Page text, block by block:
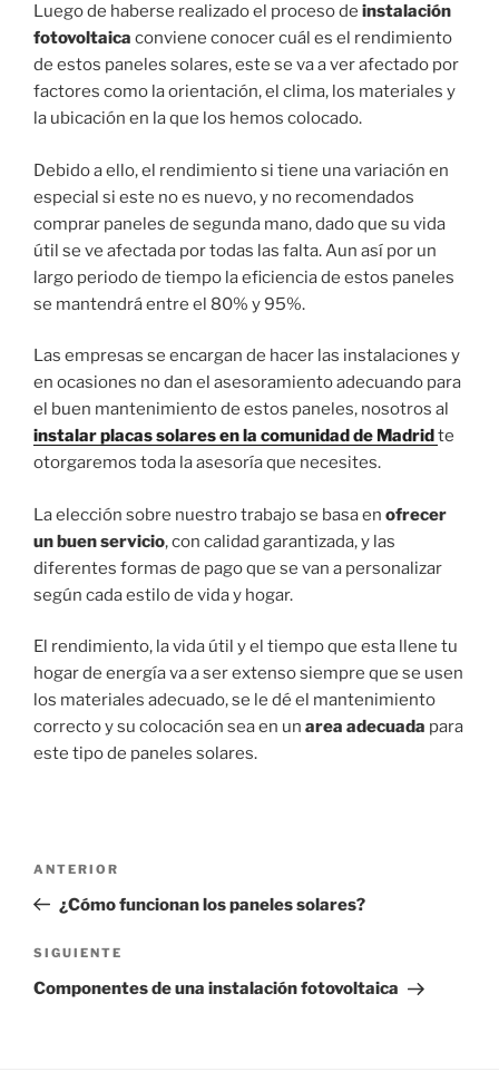
Luego de haberse realizado el proceso de instalación
fotovoltaica conviene conocer cuál es el rendimiento
de estos paneles solares, este se va a ver afectado por
factores como la orientación, el clima, los materiales y
la ubicación en la que los hemos colocado.
Debido a ello, el rendimiento si tiene una variación en
especial si este no es nuevo, y no recomendados
comprar paneles de segunda mano, dado que su vida
útil se ve afectada por todas las falta. Aun así por un
largo periodo de tiempo la eficiencia de estos paneles
se mantendrá entre el 80% y 95%.
Las empresas se encargan de hacer las instalaciones y
en ocasiones no dan el asesoramiento adecuando para
el buen mantenimiento de estos paneles, nosotros al
instalar placas solares en la comunidad de Madridte
otorgaremos toda la asesoría que necesites.
La elección sobre nuestro trabajo se basa en ofrecer
un buen servicio, con calidad garantizada, y las
diferentes formas de pago que se van a personalizar
según cada estilo de vida y hogar.
El rendimiento, la vida útil y el tiempo que esta llene tu
hogar de energía va a ser extenso siempre que se usen
los materiales adecuado, se le dé el mantenimiento
correcto y su colocación sea en un area adecuada para
este tipo de paneles solares.
entradas
Entrada
anterior:
ANTERIOR
¿Cómo funcionan los paneles solares?
Siguiente
entrada
SIGUIENTE
Componentes de una instalación fotovoltaica